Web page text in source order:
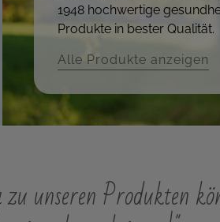
1948 hochwertige
Produkte in bester Qualität.
Alle Produkte anzeigen
unseren Produkten